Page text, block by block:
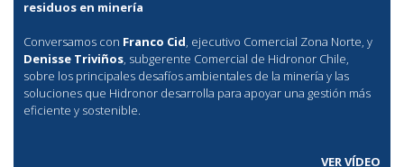
residuos en minería
Conversamos con Franco Cid, ejecutivo Comercial Zona Norte, y
Denisse Triviños, subgerente Comercial de Hidronor Chile,
sobre los principales desafíos ambientales de la minería y las
soluciones que Hidronor desarrolla para apoyar una gestión más
eficiente y sostenible.
VER VÍDEO